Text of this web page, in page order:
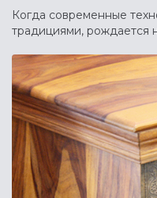
Когда современные
традициями, рождается